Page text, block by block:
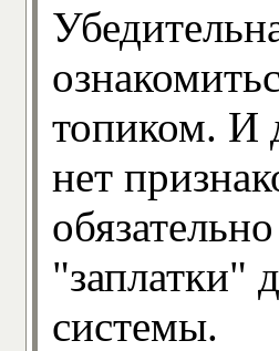
топиком. И
нет
"заплатки"
системы.